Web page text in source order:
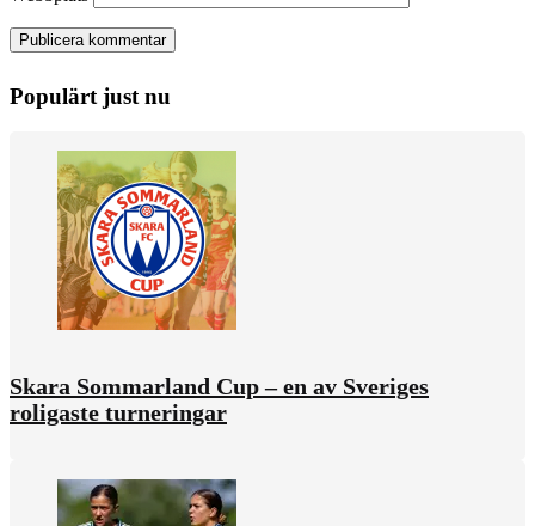
Populärt just nu
Skara Sommarland Cup – en av Sveriges
roligaste turneringar